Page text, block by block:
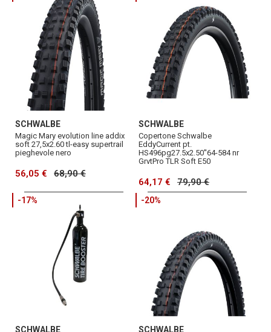
SCHWALBE
Magic Mary evolution line addix
soft 27,5x2.60 tl-easy supertrail
pieghevole nero
56,05 € 68,90 €
SCHWALBE
Copertone Schwalbe
EddyCurrent pt.
HS496pg27.5x2.50''64-584 nr
GrvtPro TLR Soft E50
64,17 € 79,90 €
-17%
SCHWALBE
-20%
SCHWALBE